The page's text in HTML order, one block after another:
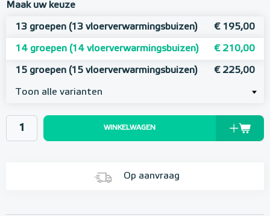
Maak uw keuze
13 groepen (13 vloerverwarmingsbuizen) € 195,00
14 groepen (14 vloerverwarmingsbuizen) € 210,00
15 groepen (15 vloerverwarmingsbuizen) € 225,00
Toon alle varianten
WINKELWAGEN
Op aanvraag